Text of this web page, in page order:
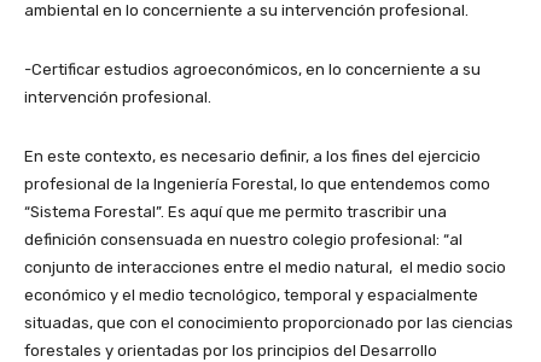
ambiental en lo concerniente a su intervención profesional.
-Certificar estudios agroeconómicos, en lo concerniente a su
intervención profesional.
En este contexto, es necesario definir, a los fines del ejercicio
profesional de la Ingeniería Forestal, lo que entendemos como
“Sistema Forestal”. Es aquí que me permito trascribir una
definición consensuada en nuestro colegio profesional: “al
conjunto de interacciones entre el medio natural, el medio socio
económico y el medio tecnológico, temporal y espacialmente
situadas, que con el conocimiento proporcionado por las ciencias
forestales y orientadas por los principios del Desarrollo